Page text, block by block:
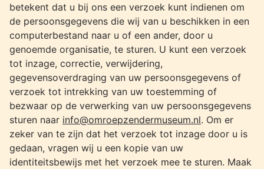
betekent dat u bij ons een verzoek kunt indienen om
de persoonsgegevens die wij van u beschikken in een
computerbestand naar u of een ander, door u
genoemde organisatie, te sturen. U kunt een verzoek
tot inzage, correctie, verwijdering,
gegevensoverdraging van uw persoonsgegevens of
verzoek tot intrekking van uw toestemming of
bezwaar op de verwerking van uw persoonsgegevens
sturen naar info@omroepzendermuseum.nl. Om er
zeker van te zijn dat het verzoek tot inzage door u is
gedaan, vragen wij u een kopie van uw
identiteitsbewijs met het verzoek mee te sturen. Maak